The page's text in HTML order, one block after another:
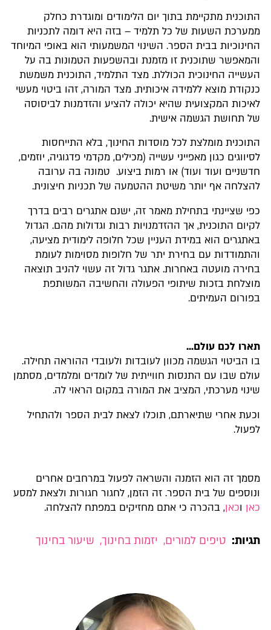
התוכנית מתקיימת בתוך יום הלימודים ומוגדרת כחלק
ממערכת השעות של כל תלמיד – בזה היא דומה לתכניות
החינוכיות בבית הספר. השינוי המשמעותי הוא באופי המיוחד
והמאפשר שתוכנית זו מזמנת ובהשפעות הטמונות בה על
העשייה החינוכית הכוללת. מצד התלמיד, התוכנית משמשת
כנקודת מוצא ללמידה איכותית. מצד המורה, זהו ביטוי מעשי
לאיכות המקצועית שהיא יכולה להציע והזדמנות לביסוסה
של תחושת הגשמה אישית.
התוכנית מומלצת לכל מוסדות החינוך, בלא התייחסות
לסיווגים כגון מאפייני עשייה (מכילים, מקדמי פדגוגיה, יוזמים,
חדשניים ועוד ועוד) או רמות ביצוע. טמונה בה ערובה
להצלחה אף יותר משיטת ההטמעה של תכניות חיצונית.
כפי שציינתי בתחילת מאמר זה, ישנם אתגרים רבים בדרך
לקיום התוכנית, אך ההזדמנויות רבות וגדולות מהם. הגדול
באתגרים הוא במידת העניין שכל חלופה לימודית מציעה,
והתמודדות עם בחירת יתר של חלופות מסוימות לעומת
בחירה מועטה באחרות. אתגר גדול זה עשוי להניב תוצאה
מוצלחת בזכות שיתופי הפעולה והחשיבה המשותפת
בפורום העמיתים.
תארו לכם עולם...
בו הביטוי הגשמה מכוון לעובדות ולעובדי ההוראה תחילה.
עולם שבו עם התנסות חווייתית של לומדים ומלמדים, מסתמן
שינוי מערכתי, המציב את המורה במקום הראוי לה.
וכעת אחרי שתיארתם, תוכלו לצאת לבית הספר ולהתחיל
לפעול.
מסמך זה הוא הזמנה והשראה לפעול במרחבים אחרים
ונוספים של בית הספר. זה הזמן, לחגור חגורות ולצאת למסע
כאן וכאן, בהכרה כי אתם מחזיקים במפתח להצלחה.
תגיות: טיפים למורים, יזמות בחינוך, שיעור בחינוך